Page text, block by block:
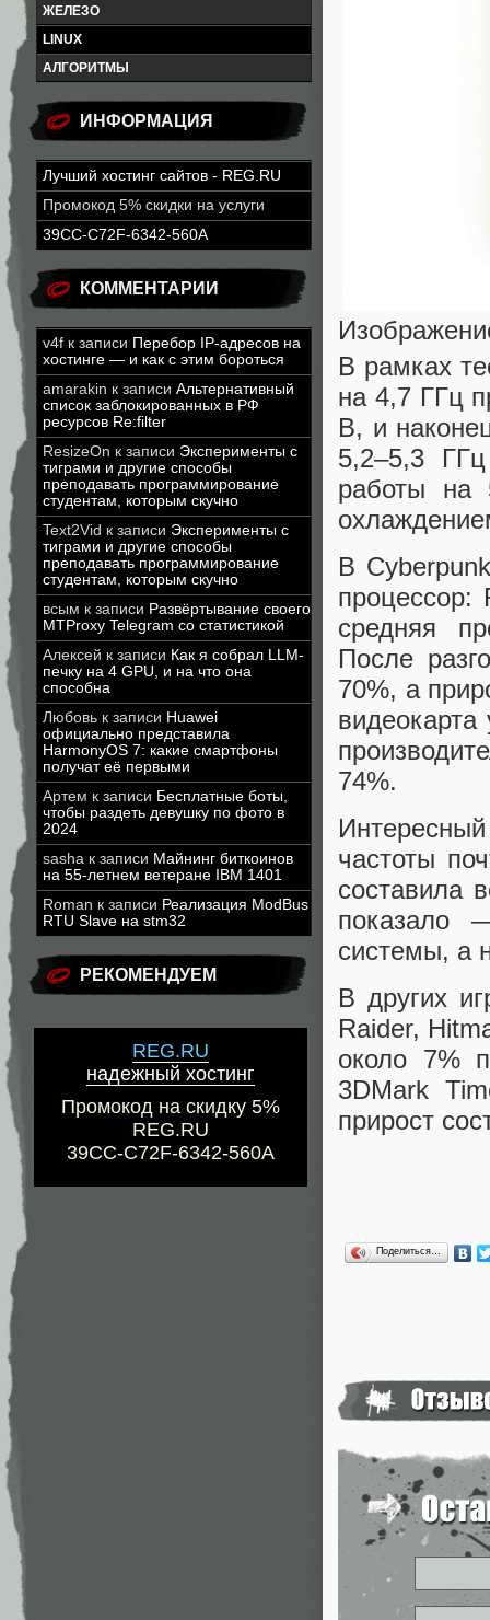
ЖЕЛЕЗО
LINUX
АЛГОРИТМЫ
ИНФОРМАЦИЯ
Лучший хостинг сайтов - REG.RU
Промокод 5% скидки на услуги
39CC-C72F-6342-560A
КОММЕНТАРИИ
v4f к записи Перебор IP-адресов на
хостинге — и как с этим бороться
amarakin к записи Альтернативный
список заблокированных в РФ
ресурсов Re:filter
ResizeOn к записи Эксперименты с
тиграми и другие способы
преподавать программирование
студентам, которым скучно
Text2Vid к записи Эксперименты с
тиграми и другие способы
преподавать программирование
студентам, которым скучно
всым к записи Развёртывание своего
MTProxy Telegram со статистикой
Алексей к записи Как я собрал LLM-
печку на 4 GPU, и на что она
способна
Любовь к записи Huawei
официально представила
HarmonyOS 7: какие смартфоны
получат её первыми
Артем к записи Бесплатные боты,
чтобы раздеть девушку по фото в
2024
sasha к записи Майнинг биткоинов
на 55-летнем ветеране IBM 1401
Roman к записи Реализация ModBus
RTU Slave на stm32
РЕКОМЕНДУЕМ
REG.RU
надежный хостинг
Промокод на скидку 5%
REG.RU
39CC-C72F-6342-560A
В рамках
на 4,7 ГГц
В, и
5,2–5,3
работы на
В
процессор:
средняя
После
70%, а
74%.
частоты
составила
показало
системы, а
В других
Raider,
около 7%
3DMark
прирост
Поделиться…